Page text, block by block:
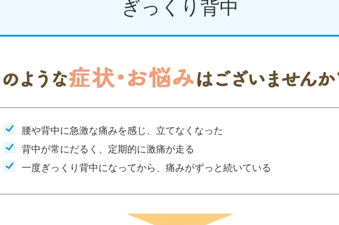
ぎっくり背中
腰や背中に急激な痛みを感じ、立てなくなった
背中が常にだるく、定期的に激痛が走る
一度ぎっくり背中になってから、痛みがずっと続いている